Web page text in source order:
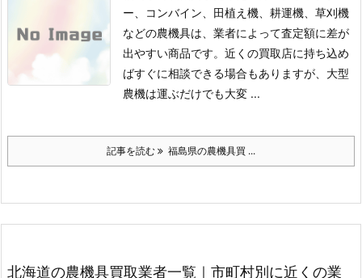
ー、コンバイン、田植え機、耕運機、草刈機
などの農機具は、業者によって査定額に差が
出やすい商品です。 近くの買取店に持ち込め
ばすぐに相談できる場合もありますが、大型
農機は運ぶだけでも大変 ...
記事を読む 福島県の農機具買 ...
北海道の農機具買取業者一覧｜市町村別に近くの業